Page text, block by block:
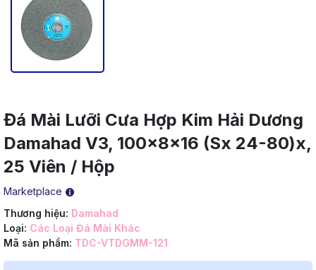
Đá Mài Lưỡi Cưa Hợp Kim Hải Dương
Damahad V3, 100x8x16 (Sx 24-80)x,
25 Viên / Hộp
Marketplace
Thương hiệu: Damahad
Loại: Các Loại Đá Mài Khác
Mã sản phẩm: TDC-VTDGMM-121